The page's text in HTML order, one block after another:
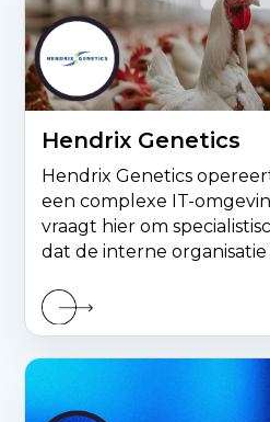
Hendrix Genetics
Hendrix Genetics
een complexe IT-
vraagt hier om
dat de interne